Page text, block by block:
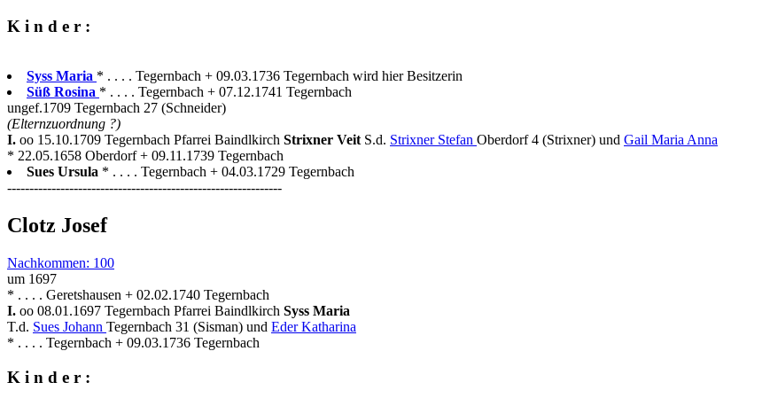
K i n d e r :
Syss Maria * . . . . Tegernbach + 09.03.1736 Tegernbach wird hier Besitzerin
Süß Rosina * . . . . Tegernbach + 07.12.1741 Tegernbach
ungef.1709 Tegernbach 27 (Schneider)
(Elternzuordnung ?)
I. oo 15.10.1709 Tegernbach Pfarrei Baindlkirch Strixner Veit S.d. Strixner Stefan Oberdorf 4 (Strixner) und Gail Maria Anna
* 22.05.1658 Oberdorf + 09.11.1739 Tegernbach
Sues Ursula * . . . . Tegernbach + 04.03.1729 Tegernbach
--------------------------------------------------------------
Clotz Josef
Nachkommen: 100
um 1697
* . . . . Geretshausen + 02.02.1740 Tegernbach
I. oo 08.01.1697 Tegernbach Pfarrei Baindlkirch Syss Maria
T.d. Sues Johann Tegernbach 31 (Sisman) und Eder Katharina
* . . . . Tegernbach + 09.03.1736 Tegernbach
K i n d e r :